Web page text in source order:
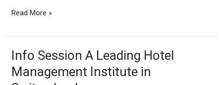
Read More »
Info Session A Leading Hotel
Management Institute in
Info
Session
A